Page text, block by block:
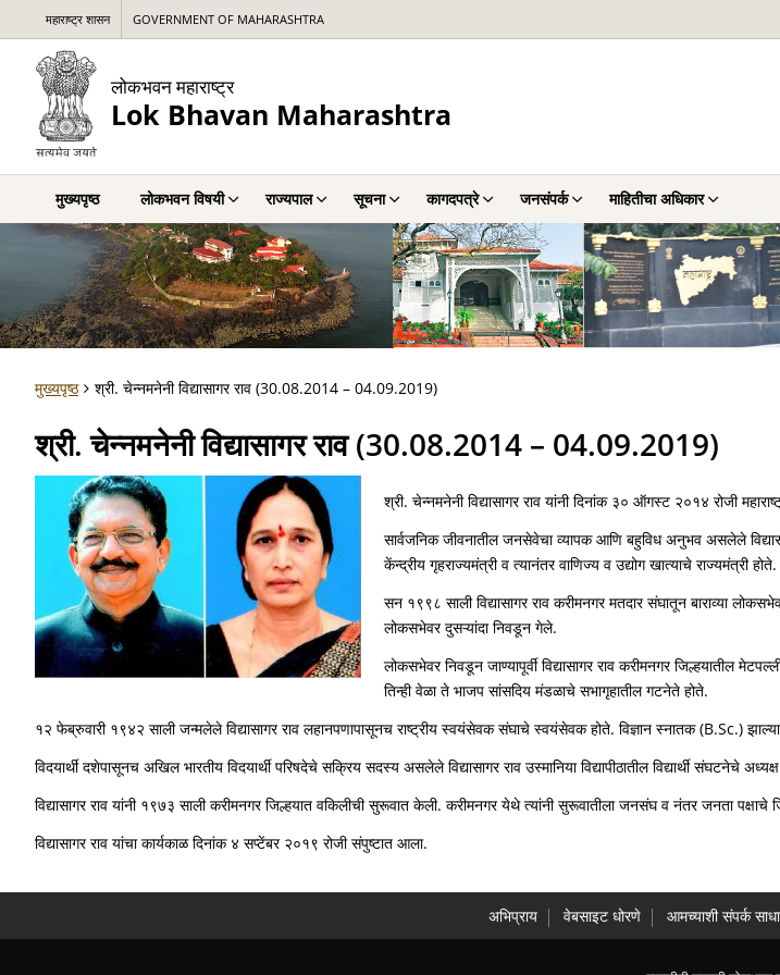
महाराष्ट्र शासन GOVERNMENT OF MAHARASHTRA
लोकभवन महाराष्ट्र
Lok Bhavan Maharashtra
मुख्यपृष्ठ लोकभवन विषयी राज्यपाल सूचना कागदपत्रे जनसंपर्क माहितीचा अधिकार
मुख्यपृष्ठ श्री. चेन्नमनेनी विद्यासागर राव (30.08.2014 – 04.09.2019)
श्री. चेन्नमनेनी विद्यासागर राव (30.08.2014 – 04.09.2019)
श्री. चेन्नमनेनी विद्यासागर राव यांनी दिनांक ३० ऑगस्ट २०१४ रोजी
सार्वजनिक जीवनातील जनसेवेचा व्यापक आणि बहुविध अनुभव असलेले
केंन्द्रीय गृहराज्यमंत्री व त्यानंतर वाणिज्य व उद्योग खात्याचे राज्यमंत्री होते.
सन १९९८ साली विद्यासागर राव करीमनगर मतदार संघातून बाराव्या
लोकसभेवर दुसऱ्‍यांदा निवडून गेले.
लोकसभेवर निवडून जाण्यापूर्वी विद्यासागर राव करीमनगर
तिन्ही वेळा ते भाजप सांसदिय मंडळाचे सभागृहातील गटनेते होते.
१२ फेब्रुवारी १९४२ साली जन्मलेले विद्यासागर राव लहानपणापासूनच राष्ट्रीय स्वयंसेवक संघाचे स्वयंसेवक होते. विज्ञान स्नातक (B.Sc.) झाल्यानंतर
विदयार्थी दशेपासूनच अखिल भारतीय विदयार्थी परिषदेचे सक्रिय सदस्य असलेले विद्यासागर राव उस्मानिया विद्यापीठातील विद्यार्थी संघटनेचे
विद्यासागर राव यांनी १९७३ साली करीमनगर जिल्हयात वकिलीची सुरूवात केली. करीमनगर येथे त्यांनी सुरूवातीला जनसंघ व नंतर जनता
विद्यासागर राव यांचा कार्यकाळ दिनांक ४ सप्टेंबर २०१९ रोजी संपुष्टात आला.
अभिप्राय वेबसाइट धोरणे आमच्याशी संपर्क साधा